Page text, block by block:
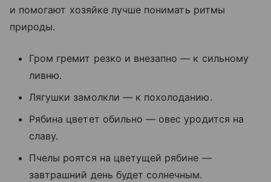
и помогают хозяйке лучше понимать ритмы
природы.
Гром гремит резко и внезапно — к сильному
ливню.
Лягушки замолкли — к похолоданию.
Рябина цветет обильно — овес уродится на
славу.
Пчелы роятся на цветущей рябине —
завтрашний день будет солнечным.